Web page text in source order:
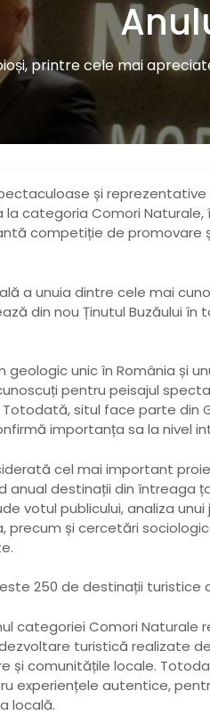
printre cele mai
și
la categoria Comori Naturale,
competiție de promovare
a unuia dintre cele mai
din nou Ținutul Buzăului în
geologic unic în România și
pentru peisajul
situl face parte din
importanța sa la nivel
cel mai important
anual destinații din întreaga
votul publicului, analiza unui
precum și cercetări
250 de destinații turistice
categoriei Comori Naturale
turistică realizate
și comunitățile locale.
experiențele autentice,
locală.